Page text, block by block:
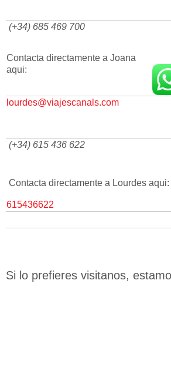
(+34) 685 469 700
Contacta directamente a Joana
aqui:
lourdes@viajescanals.com
(+34) 615 436 622
Contacta directamente a Lourdes aqui:
615436622
Si lo prefieres visitanos,